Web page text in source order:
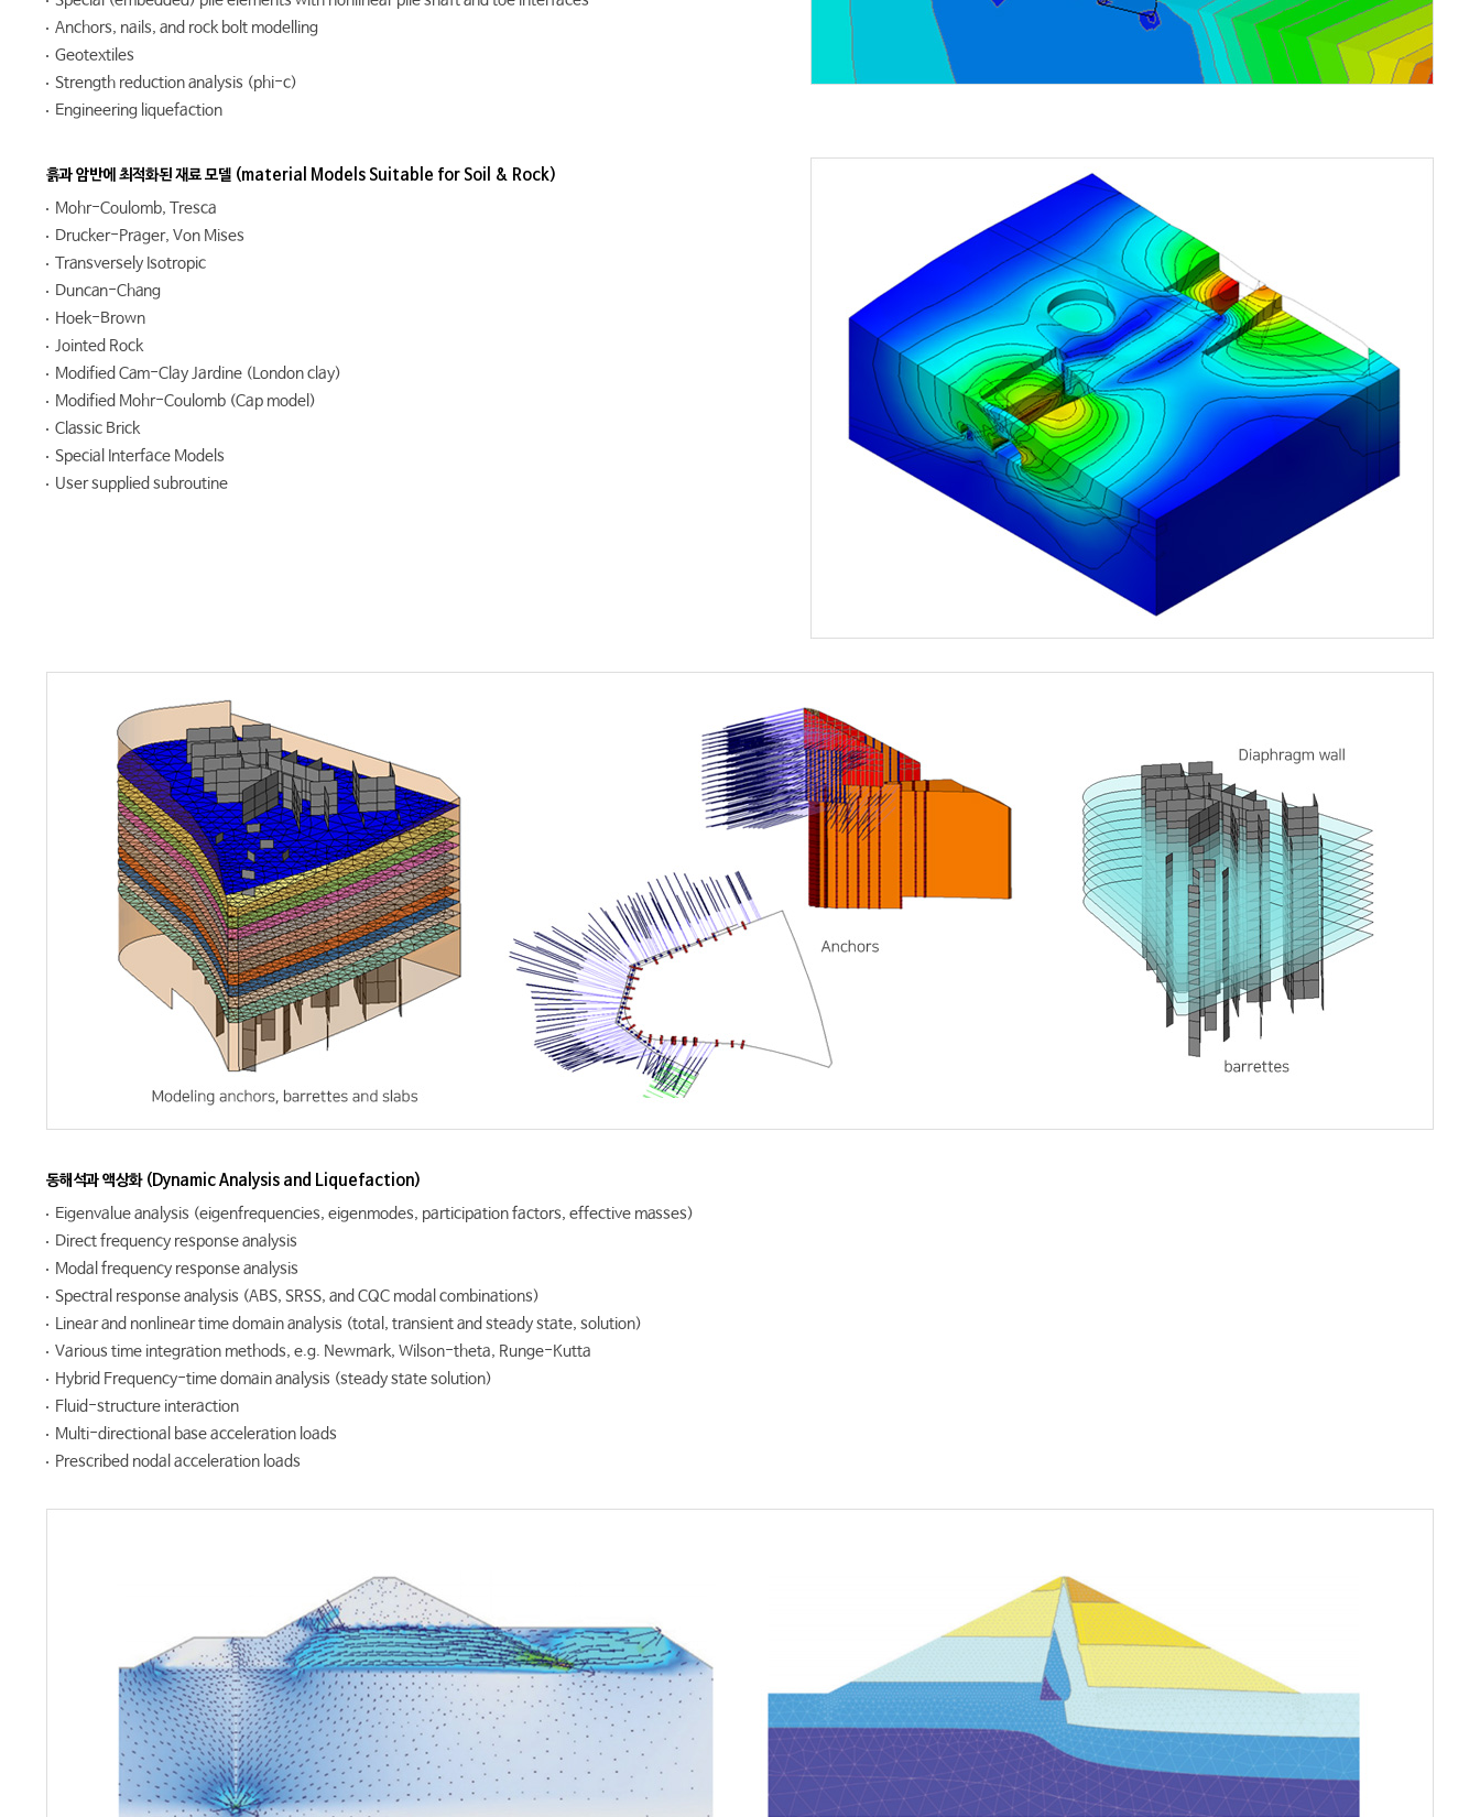
Anchors, nails, and rock bolt modelling
Geotextiles
Strength reduction analysis (phi-c)
Engineering liquefaction
흙과 암반에 최적화된 재료 모델 (material Models Suitable for Soil & Rock)
Mohr-Coulomb, Tresca
Drucker-Prager, Von Mises
Transversely Isotropic
Duncan-Chang
Hoek-Brown
Jointed Rock
Modified Cam-Clay Jardine (London clay)
Modified Mohr-Coulomb (Cap model)
Classic Brick
Special Interface Models
User supplied subroutine
동해석과 액상화 (Dynamic Analysis and Liquefaction)
Eigenvalue analysis (eigenfrequencies, eigenmodes, participation factors, effective masses)
Direct frequency response analysis
Modal frequency response analysis
Spectral response analysis (ABS, SRSS, and CQC modal combinations)
Linear and nonlinear time domain analysis (total, transient and steady state, solution)
Various time integration methods, e.g. Newmark, Wilson-theta, Runge-Kutta
Hybrid Frequency-time domain analysis (steady state solution)
Fluid-structure interaction
Multi-directional base acceleration loads
Prescribed nodal acceleration loads